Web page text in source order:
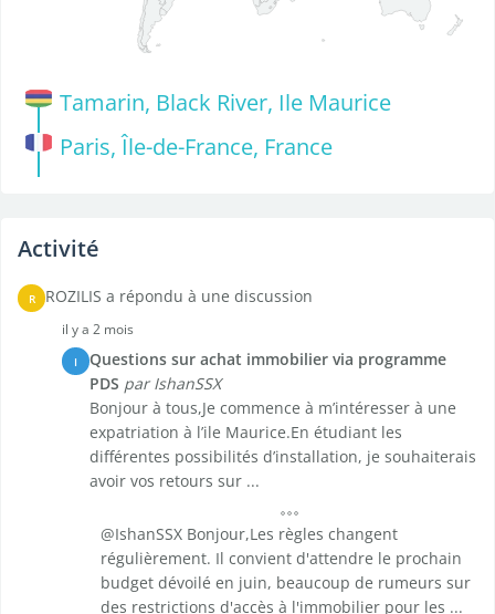
Tamarin, Black River, Ile Maurice
Paris, Île-de-France, France
Activité
R ROZILIS a répondu à une discussion
il y a 2 mois
I
Questions sur achat immobilier via programme
PDS par IshanSSX
Bonjour à tous,Je commence à m’intéresser à une
expatriation à l’ile Maurice.En étudiant les
différentes possibilités d’installation, je souhaiterais
avoir vos retours sur ...
@IshanSSX Bonjour,Les règles changent
régulièrement. Il convient d'attendre le prochain
budget dévoilé en juin, beaucoup de rumeurs sur
des restrictions d'accès à l'immobilier pour les ...